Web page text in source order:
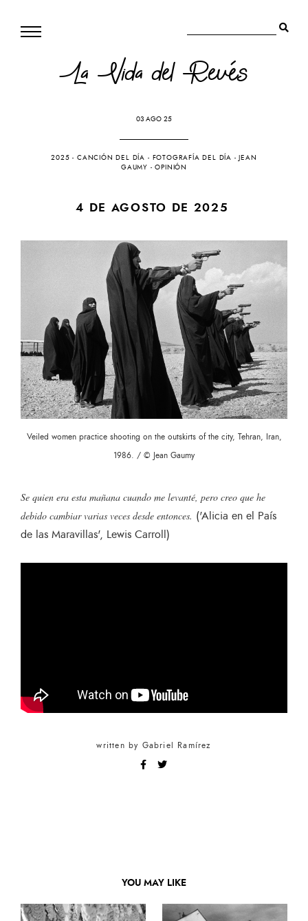
La Vida del Revés
03 AGO 25
2025 -CANCIÓN DEL DÍA - FOTOGRAFÍA DEL DÍA -JEAN
GAUMY -OPINIÓN
4 DE AGOSTO DE 2025
Veiled women practice shooting on the outskirts of the city, Tehran, Iran,
1986. / © Jean Gaumy
Se quien era esta mañana cuando me levanté, pero creo que he
debido cambiar varias veces desde entonces. ('Alicia en el País
de las Maravillas', Lewis Carroll)
written by Gabriel Ramírez
YOU MAY LIKE